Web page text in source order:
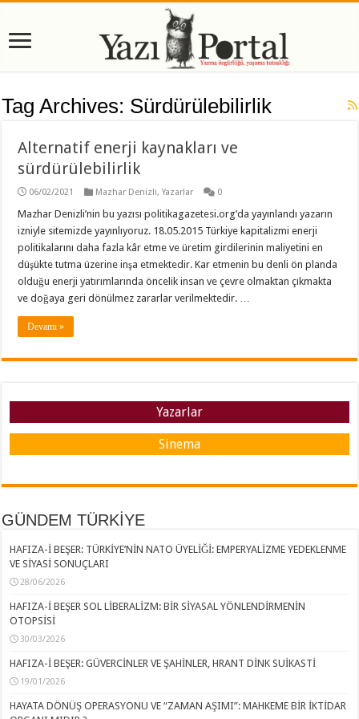
Tag Archives: Sürdürülebilirlik
Alternatif enerji kaynakları ve
sürdürülebilirlik
06/02/2021 Mazhar Denizli,Yazarlar 0
Mazhar Denizli’nin bu yazısı politikagazetesi.org’da yayınlandı yazarın
izniyle sitemizde yayınlıyoruz. 18.05.2015 Türkiye kapitalizmi enerji
politikalarını daha fazla kâr etme ve üretim girdilerinin maliyetini en
düşükte tutma üzerine inşa etmektedir. Kar etmenin bu denli ön planda
olduğu enerji yatırımlarında öncelik insan ve çevre olmaktan çıkmakta
ve doğaya geri dönülmez zararlar verilmektedir. …
Devamı »
Yazarlar
Sinema
GÜNDEM TÜRKİYE
HAFIZA-İ BEŞER: TÜRKİYE’NİN NATO ÜYELİĞİ: EMPERYALİZME YEDEKLENME
VE SİYASİ SONUÇLARI
28/06/2026
HAFIZA-İ BEŞER SOL LİBERALİZM: BİR SİYASAL YÖNLENDİRMENİN
OTOPSİSİ
30/03/2026
HAFIZA-İ BEŞER: GÜVERCİNLER VE ŞAHİNLER, HRANT DİNK SUİKASTİ
19/01/2026
HAYATA DÖNÜŞ OPERASYONU VE “ZAMAN AŞIMI”: MAHKEME BİR İKTİDAR